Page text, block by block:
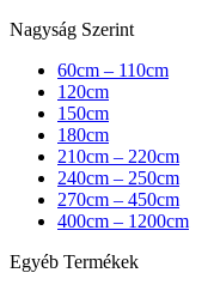
Nagyság Szerint
60cm – 110cm
120cm
150cm
180cm
210cm – 220cm
240cm – 250cm
270cm – 450cm
400cm – 1200cm
Egyéb Termékek